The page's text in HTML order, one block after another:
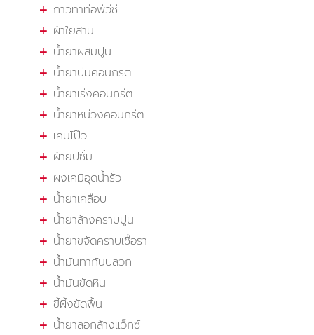
กาวทาท่อพีวีซี
ผ้าใยสาน
น้ำยาผสมปูน
น้ำยาบ่มคอนกรีต
น้ำยาเร่งคอนกรีต
น้ำยาหน่วงคอนกรีต
เคมีโป๊ว
ผ้ายิปซั่ม
ผงเคมีอุดน้ำรั่ว
น้ำยาเคลือบ
น้ำยาล้างคราบปูน
น้ำยาขจัดคราบเชื้อรา
น้ำมันทากันปลวก
น้ำมันขัดหิน
ขี้ผึ้งขัดพื้น
น้ำยาลอกล้างแว็กซ์